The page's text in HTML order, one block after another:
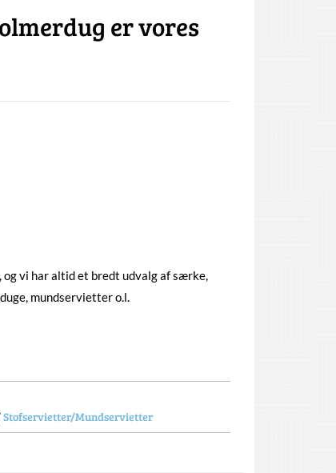
er vores
og vi har altid et bredt udvalg af særke,
mundservietter o.l.
Stofservietter/Mundservietter